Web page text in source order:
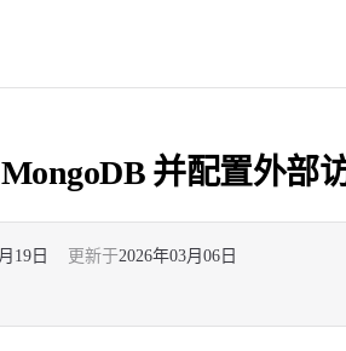
并配置外部
19日 更新于2026年03月06日